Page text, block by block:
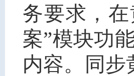
务要求，
案”模块功
内容。同步